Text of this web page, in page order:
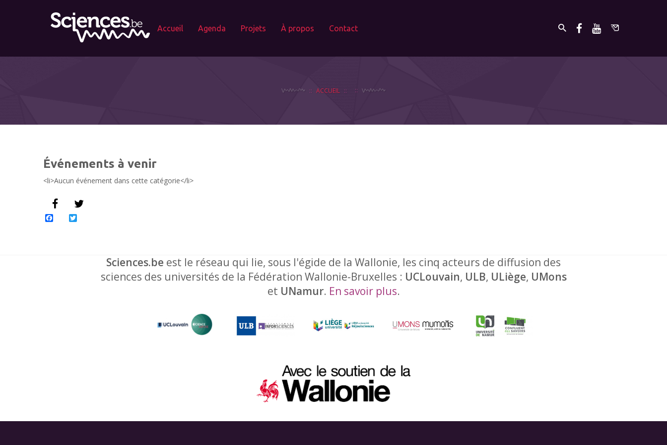
Accueil Agenda Projets À propos Contact
ACCUEIL
Événements à venir
<li>Aucun événement dans cette catégorie</li>
Facebook
Sciences.be est le réseau qui lie, sous l'égide de la Wallonie, les cinq acteurs de diffusion des
sciences des universités de la Fédération Wallonie-Bruxelles : UCLouvain, ULB, ULiège, UMons
et UNamur. En savoir plus.